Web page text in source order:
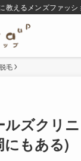
教えるメンズファッ
毛
ルズクリ
にもある)